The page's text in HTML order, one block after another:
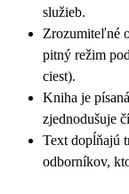
služieb.
Zrozumiteľné
pitný režim
ciest).
Kniha je
zjednodušuje
Text dopĺňajú
odborníkov,